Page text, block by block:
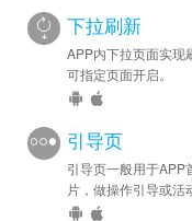
下拉刷新
APP内下拉页面实现
可指定页面开启。
引导页
引导页一般用于APP
片，做操作引导或活